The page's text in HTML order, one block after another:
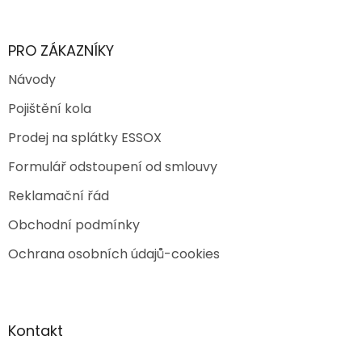
PRO ZÁKAZNÍKY
Návody
Pojištění kola
Prodej na splátky ESSOX
Formulář odstoupení od smlouvy
Reklamační řád
Obchodní podmínky
Ochrana osobních údajů-cookies
Kontakt